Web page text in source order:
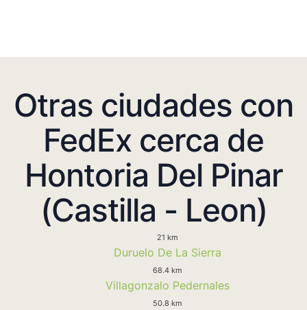
Otras ciudades con
FedEx cerca de
Hontoria Del Pinar
(Castilla - Leon)
21 km
Duruelo De La Sierra
68.4 km
Villagonzalo Pedernales
50.8 km